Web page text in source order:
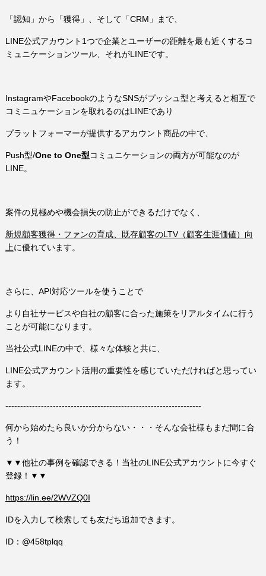
「認知」から「獲得」、そして「CRM」まで、
LINE公式アカウント1つで企業とユーザーの距離を最も近くするコ
ミュニケーションツール、それがLINEです。
InstagramやFacebookのようなSNSがプッシュ型と考えると相互で
コミニュケーションを取れるのはLINEであり
プラットフォーマーが提供するアカウント商品の中で、
Push型/One to One型コミュニケーションの両方が可能なのが
LINE。
案件の見極めや機会損失の防止ができるだけでなく、
新規顧客獲得・ファンの育成、既存顧客のLTV（顧客生涯価値）向
上に優れています。
さらに、API対応ツールを使うことで
より自社サービスや自社の顧客に合った施策をリアルタイムに行う
ことが可能になります。
当社公式LINEの中で、様々な体験と共に、
LINE公式アカウント活用の重要性を感じていただければと思ってい
ます。
------------------------------------------------------------------
何から始めたら良いか分からない・・・そんな会社様もまだ間に合
う！
▼▼他社の事例を確認できる！当社のLINE公式アカウントに今すぐ
登録！▼▼
https://lin.ee/2WVZQ0I
IDを入力して検索しても友だち追加できます。
ID：@458tplqq